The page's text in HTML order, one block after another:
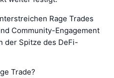
Rage Trades
Community-Engagement
der Spitze des DeFi-
Trade?